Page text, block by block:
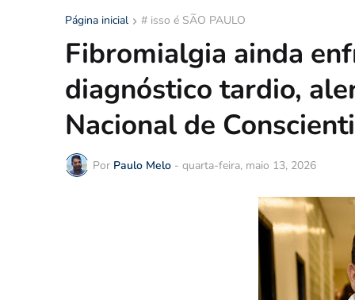
Página inicial # isso é SÃO PAULO
Fibromialgia ainda
diagnóstico tardio,
Nacional de
Por Paulo Melo - quarta-feira, maio 13, 2026